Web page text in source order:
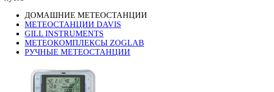
ДОМАШНИЕ МЕТЕОСТАНЦИИ
МЕТЕОСТАНЦИИ DAVIS
GILL INSTRUMENTS
МЕТЕОКОМПЛЕКСЫ ZOGLAB
РУЧНЫЕ МЕТЕОСТАНЦИИ